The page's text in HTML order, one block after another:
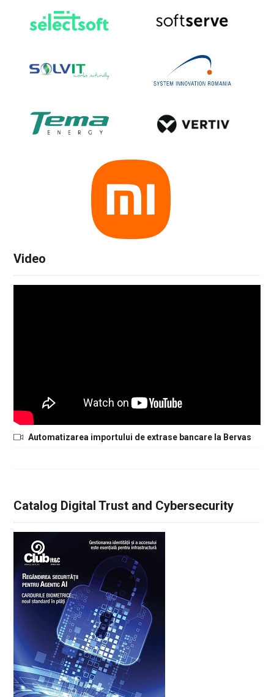
Video
Automatizarea importului de extrase bancare la Bervas
Catalog Digital Trust and Cybersecurity